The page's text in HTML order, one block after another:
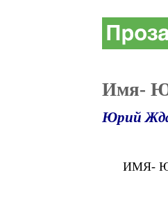
Имя-
Юрий
ИМЯ-
Имя